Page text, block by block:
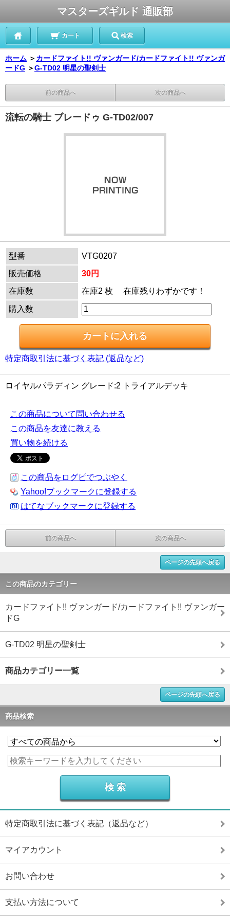
マスターズギルド 通販部
カート 検索
ホーム ＞ カードファイト!! ヴァンガード/カードファイト!! ヴァンガ
ードG ＞G-TD02 明星の聖剣士
前の商品へ 次の商品へ
流転の騎士 ブレードゥ G-TD02/007
型番
VTG0207
販売価格
30円
在庫数
在庫2 枚 在庫残りわずかです！
購入数
特定商取引法に基づく表記 (返品など)
ロイヤルパラディン グレード:2 トライアルデッキ
この商品について問い合わせる
この商品を友達に教える
買い物を続ける
この商品をログピでつぶやく
Yahoo!ブックマークに登録する
はてなブックマークに登録する
前の商品へ 次の商品へ
ページの先頭へ戻る
この商品のカテゴリー
カードファイト!! ヴァンガード/カードファイト!! ヴァンガー
ドG
G-TD02 明星の聖剣士
商品カテゴリー一覧
ページの先頭へ戻る
商品検索
特定商取引法に基づく表記（返品など）
マイアカウント
お問い合わせ
支払い方法について